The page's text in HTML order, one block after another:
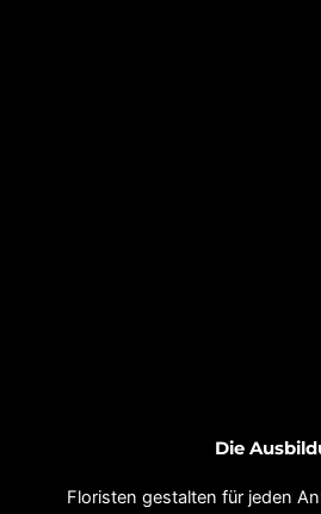
Die
Floristen gestalten für jeden